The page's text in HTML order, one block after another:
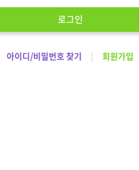
로그인
아이디/비밀번호 찾기 | 회원가입